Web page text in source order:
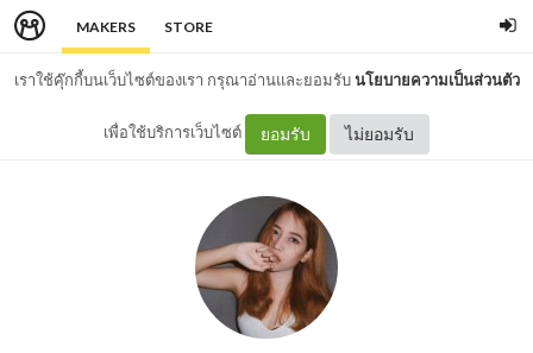
MAKERS STORE
เราใช้คุ๊กกี้บนเว็บไซต์ของเรา กรุณาอ่านและยอมรับนโยบายความเป็นส่วนตัว
เพื่อใช้บริการเว็บไซต์ ยอมรับ ไม่ยอมรับ